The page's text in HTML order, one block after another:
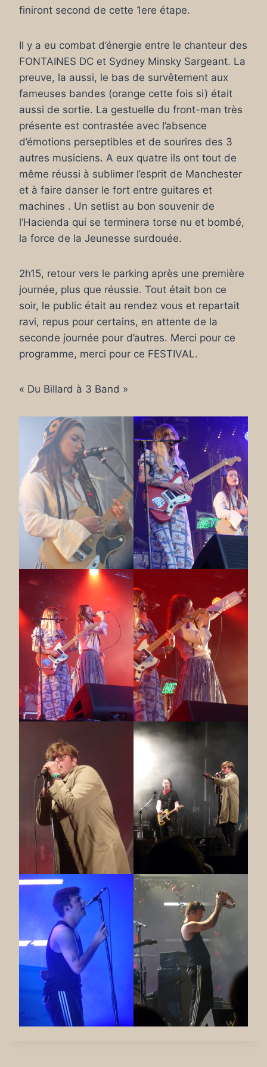
finiront second de cette 1ere étape.
Il y a eu combat d’énergie entre le chanteur des
FONTAINES DC et Sydney Minsky Sargeant. La
preuve, la aussi, le bas de survêtement aux
fameuses bandes (orange cette fois si) était
aussi de sortie. La gestuelle du front-man très
présente est contrastée avec l’absence
d’émotions perseptibles et de sourires des 3
autres musiciens. A eux quatre ils ont tout de
même réussi à sublimer l’esprit de Manchester
et à faire danser le fort entre guitares et
machines . Un setlist au bon souvenir de
l’Hacienda qui se terminera torse nu et bombé,
la force de la Jeunesse surdouée.
2h15, retour vers le parking après une première
journée, plus que réussie. Tout était bon ce
soir, le public était au rendez vous et repartait
ravi, repus pour certains, en attente de la
seconde journée pour d’autres. Merci pour ce
programme, merci pour ce FESTIVAL.
« Du Billard à 3 Band »